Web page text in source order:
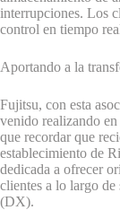
interrupciones. Los
control en tiempo
Aportando a la
Fujitsu, con esta
venido realizando
que recordar que
establecimiento de
dedicada a ofrecer
clientes a lo largo
(DX).